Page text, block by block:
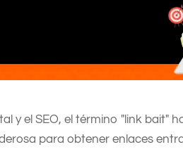
y el SEO, el término "link bait"
para obtener enlaces